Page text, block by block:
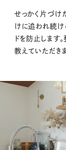
せっかく片づけ
けに追われ続け
ドを防止します
教えていただきま